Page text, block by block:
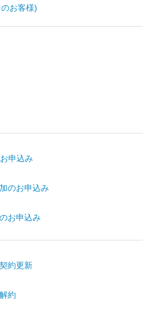
お客様)
申込み
のお申込み
お申込み
約更新
約